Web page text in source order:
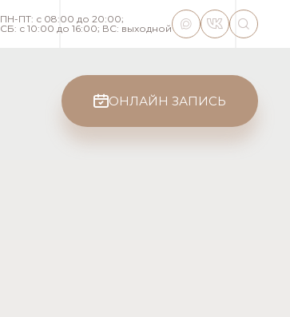
ПН-ПТ: с 08:00 до 20:00;
СБ: с 10:00 до 16:00; ВС: выходной
ОНЛАЙН ЗАПИСЬ